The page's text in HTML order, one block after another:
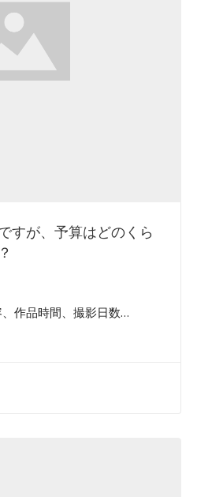
すが、予算はどのくら
作品時間、撮影日数…